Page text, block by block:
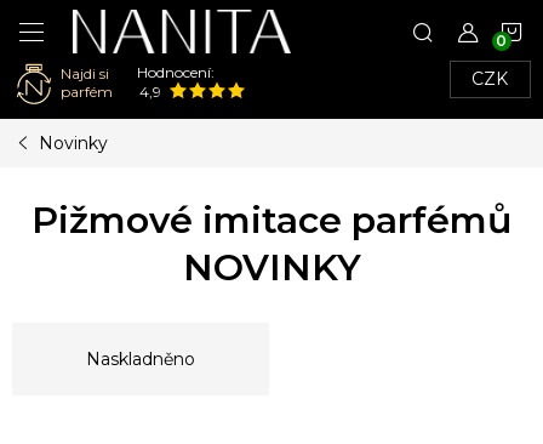
Najdi si
parfém
Hodnocení:
4,9
CZK
Novinky
Pižmové imitace parfémů
NOVINKY
Naskladněno